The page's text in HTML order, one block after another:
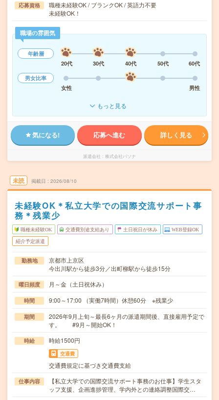
応募資格
職種未経験OK / ブランクOK / 英語力不要
未経験OK！
職場の雰囲気
年齢層
20代
30代 40代 50代
60代
男女比率
女性
男性
もっと見る
気になる! 応募へ進む 詳しく見る
派遣会社 株式会社パソナ
未読 掲載日 2026/08/10
未経験OK＊私立大学での国際交流サポート事
務＊残業少
職種未経験OK 交通費別途支給あり 土日祝日が休み WEB登録OK
紹介予定派遣
勤務地
京都市上京区
今出川駅から徒歩3分／出町柳駅から徒歩15分
曜日頻度 月～金（土日祝休み）
時間 9:00～17:00 （実働7時間）休憩60分 ※残業少
期間
2026年9月上旬～最長6ヶ月の派遣期間後、直接雇用予定で
す。 #9月～開始OK！
時給 時給1500円
交通費
交通費規定に基づき交通費支給
仕事内容
【私立大学での国際交流サポート事務のお仕事】学生スタ
ッフ支援、企画進捗管理、学内外との連絡調整国際交…